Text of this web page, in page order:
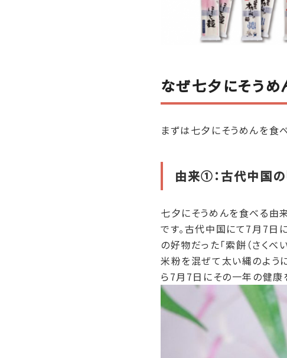
なぜ七夕にそう
まずは七夕にそうめんを食
由来①：古代中国の
七夕にそうめんを食べる由
です。古代中国にて7月7日
の好物だった「索餅（さくべ
米粉を混ぜて太い縄のよう
ら7月7日にその一年の健康